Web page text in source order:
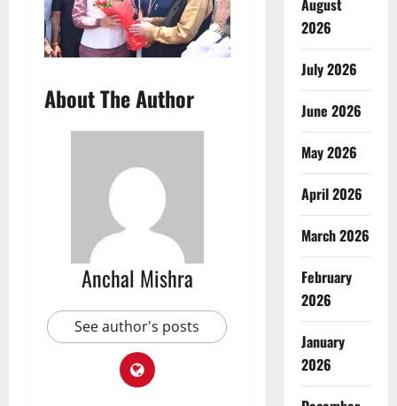
About The Author
Anchal Mishra
See author's posts
August
2026
July 2026
June 2026
May 2026
April 2026
March 2026
February
2026
January
2026